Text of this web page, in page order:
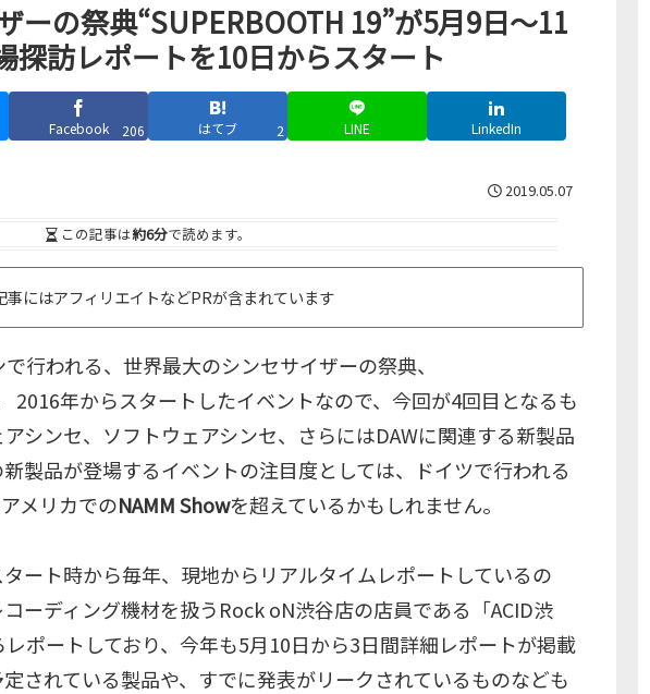
ーの祭典“SUPERBOOTH 19”が5月9日～11
探訪レポートを10日からスタート
Facebook 206 はてブ 2 LINE LinkedIn
2019.05.07
この記事は約6分で読めます。
事にはアフィリエイトなどPRが含まれています
行われる、世界最大のシンセサイザーの祭典、
2016年からスタートしたイベントなので、今回が4回目となるも
シンセ、ソフトウェアシンセ、さらにはDAWに関連する新製品
製品が登場するイベントの注目度としては、ドイツで行われる
メリカでのNAMM Showを超えているかもしれません。
ート時から毎年、現地からリアルタイムレポートしているの
ーディング機材を扱うRock oN渋谷店の店員である「ACID渋
ポートしており、今年も5月10日から3日間詳細レポートが掲載
されている製品や、すでに発表がリークされているものなども